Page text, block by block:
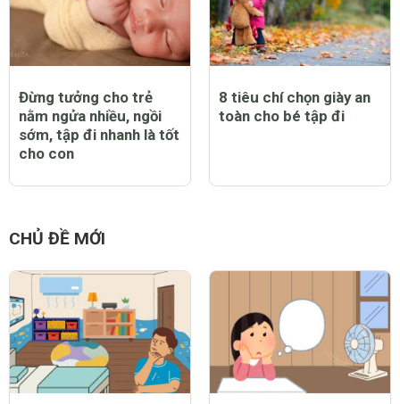
Đừng tưởng cho trẻ
nằm ngửa nhiều, ngồi
sớm, tập đi nhanh là tốt
cho con
8 tiêu chí chọn giày an
toàn cho bé tập đi
CHỦ ĐỀ MỚI